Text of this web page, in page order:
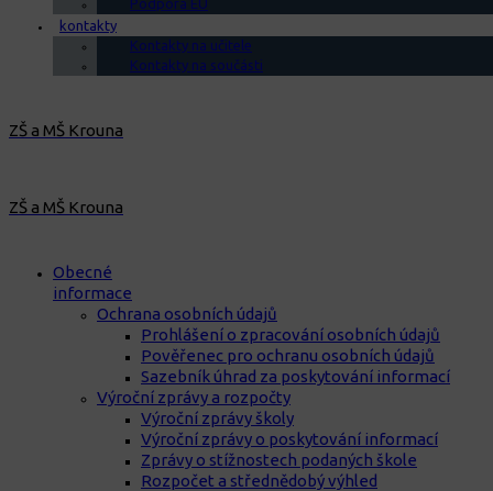
Podpora EU
kontakty
Kontakty na učitele
Kontakty na součásti
ZŠ a MŠ Krouna
ZŠ a MŠ Krouna
Obecné
informace
Ochrana osobních údajů
Prohlášení o zpracování osobních údajů
Pověřenec pro ochranu osobních údajů
Sazebník úhrad za poskytování informací
Výroční zprávy a rozpočty
Výroční zprávy školy
Výroční zprávy o poskytování informací
Zprávy o stížnostech podaných škole
Rozpočet a střednědobý výhled